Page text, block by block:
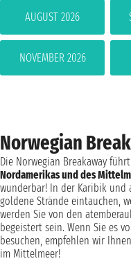
AUGUST 2026
NOVEMBER 2026
Norwegian
Die Norwegian Breakaway
Nordamerikas und des
wunderbar! In der Karibik und
goldene Strände eintauchen,
werden Sie von den
begeistert sein. Wenn Sie es
besuchen, empfehlen wir
im Mittelmeer!